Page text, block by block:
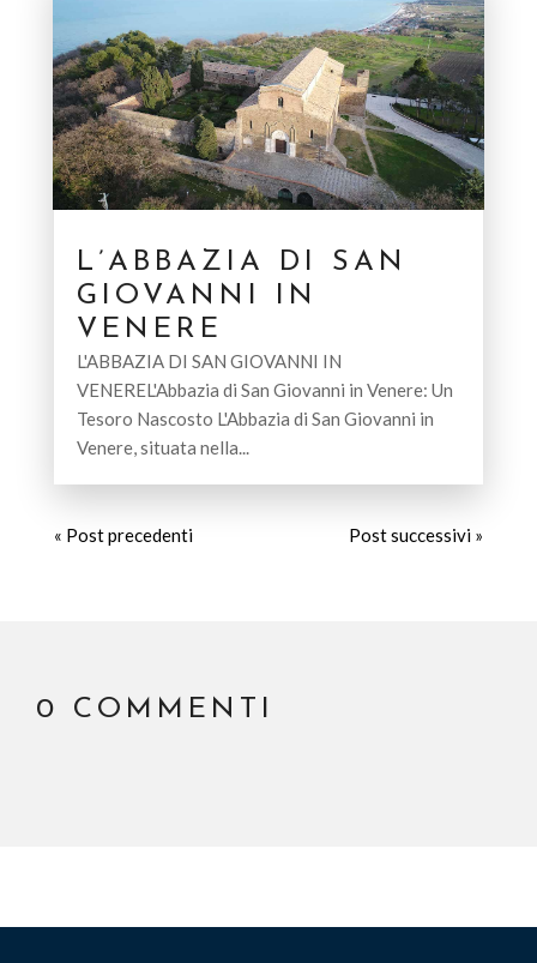
L’ABBAZIA DI SAN
GIOVANNI IN
VENERE
L'ABBAZIA DI SAN GIOVANNI IN
VENEREL'Abbazia di San Giovanni in Venere: Un
Tesoro Nascosto L'Abbazia di San Giovanni in
Venere, situata nella...
« Post precedenti Post successivi »
0 COMMENTI